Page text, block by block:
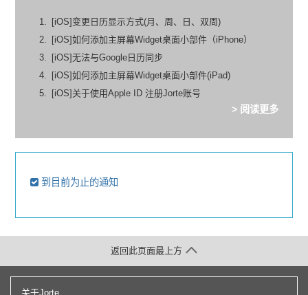
[iOS]变更日历显示方式(月、周、日、双周)
[iOS]如何添加主屏幕Widget桌面小部件（iPhone）
[iOS]无法与Google日历同步
[iOS]如何添加主屏幕Widget桌面小部件(iPad)
[iOS]关于使用Apple ID 注册Jorte账号
> 阅读更多
到目前为止的通知
关于Jorte
返回此页面最上方